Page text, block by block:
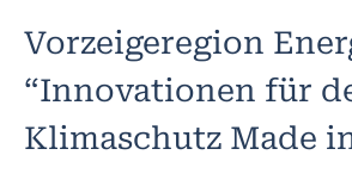
Vorzeigeregion
“Innovationen für
Klimaschutz Made